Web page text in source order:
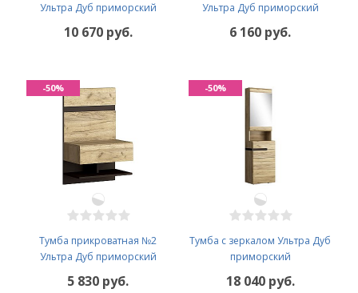
Ультра Дуб приморский
10 670 руб.
Ультра Дуб приморский
6 160 руб.
Тумба прикроватная №2
Ультра Дуб приморский
5 830 руб.
-50%
Тумба с зеркалом Ультра Дуб
приморский
18 040 руб.
-50%